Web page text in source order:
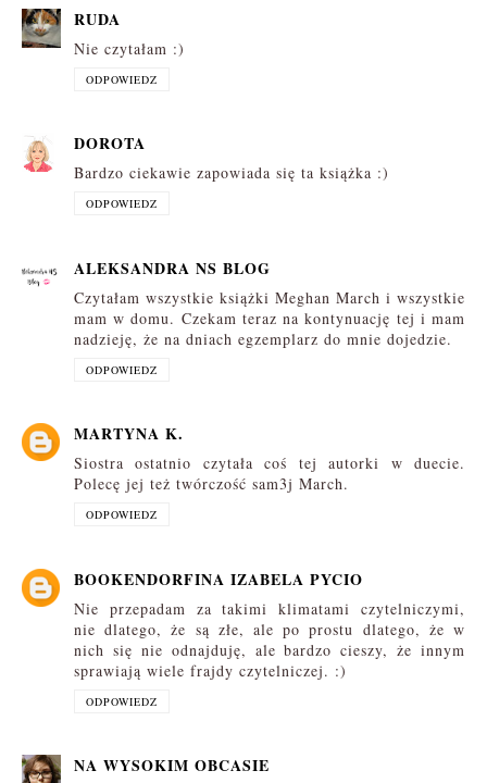
RUDA
Nie czytałam :)
ODPOWIEDZ
DOROTA
Bardzo ciekawie zapowiada się ta książka :)
ODPOWIEDZ
ALEKSANDRA NS BLOG
Czytałam wszystkie książki Meghan March i wszystkie
mam w domu. Czekam teraz na kontynuację tej i mam
nadzieję, że na dniach egzemplarz do mnie dojedzie.
ODPOWIEDZ
MARTYNA K.
Siostra ostatnio czytała coś tej autorki w duecie.
Polecę jej też twórczość sam3j March.
ODPOWIEDZ
BOOKENDORFINA IZABELA PYCIO
Nie przepadam za takimi klimatami czytelniczymi,
nie dlatego, że są złe, ale po prostu dlatego, że w
nich się nie odnajduję, ale bardzo cieszy, że innym
sprawiają wiele frajdy czytelniczej. :)
ODPOWIEDZ
NA WYSOKIM OBCASIE